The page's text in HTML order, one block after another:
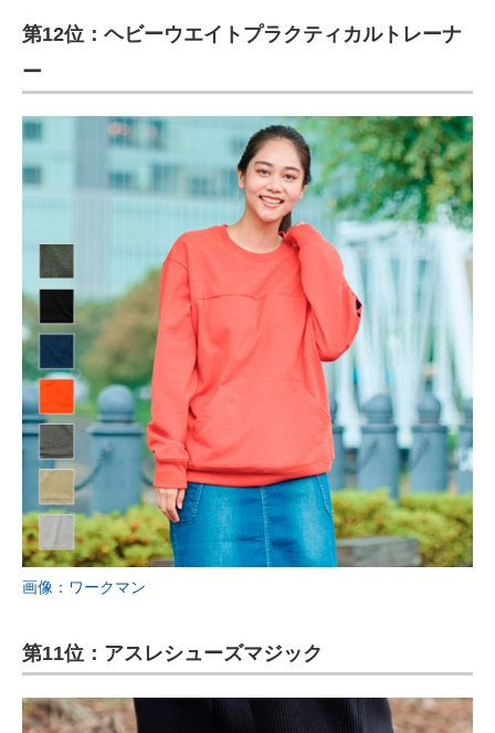
第12位：ヘビーウエイトプラクティカルトレーナ
ー
画像：ワークマン
第11位：アスレシューズマジック